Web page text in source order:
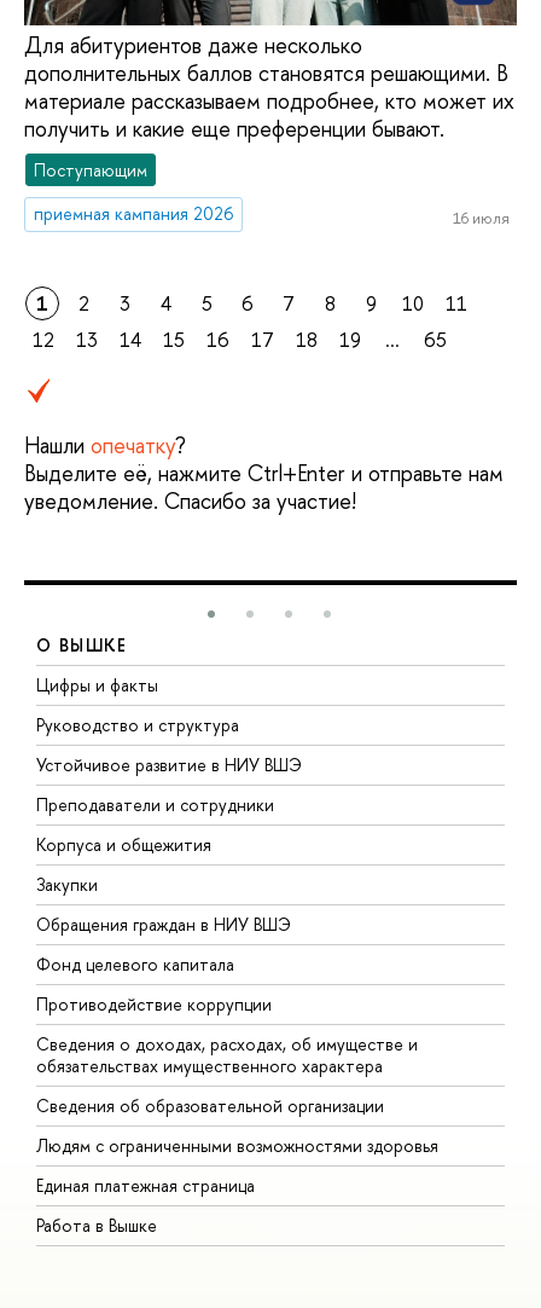
Для абитуриентов даже несколько
дополнительных баллов становятся решающими. В
материале рассказываем подробнее, кто может их
получить и какие еще преференции бывают.
Поступающим
приемная кампания 2026
16 июля
1 2 3 4 5 6 7 8 9 10
11
12
13 14 15 16 17 18 19 ... 65
Нашли опечатку?
Выделите её, нажмите Ctrl+Enter и отправьте нам
уведомление. Спасибо за участие!
О ВЫШКЕ
Цифры и факты
Руководство и структура
Устойчивое развитие в НИУ ВШЭ
Преподаватели и сотрудники
Корпуса и общежития
Закупки
Обращения граждан в НИУ ВШЭ
Фонд целевого капитала
Противодействие коррупции
Сведения о доходах, расходах, об имуществе и
обязательствах имущественного характера
Сведения об образовательной организации
Людям с ограниченными возможностями здоровья
Единая платежная страница
Работа в Вышке